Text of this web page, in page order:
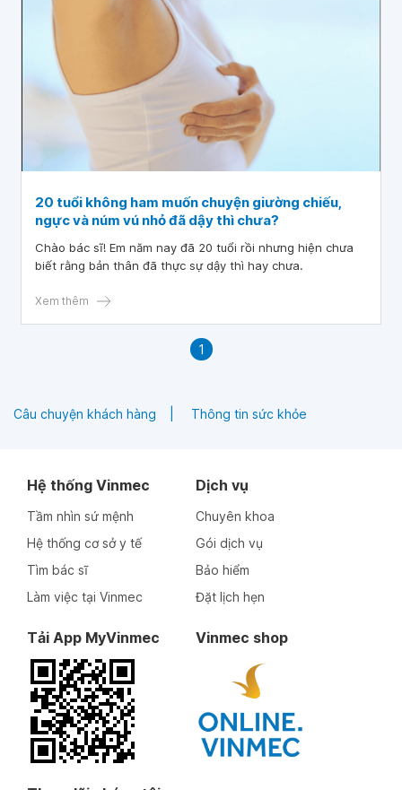
20 tuổi không ham muốn chuyện giường chiếu,
ngực và núm vú nhỏ đã dậy thì chưa?
Chào bác sĩ! Em năm nay đã 20 tuổi rồi nhưng hiện chưa
biết rằng bản thân đã thực sự dậy thì hay chưa.
Xem thêm
1
Câu chuyện khách hàng Thông tin sức khỏe
Hệ thống Vinmec
Tầm nhìn sứ mệnh
Hệ thống cơ sở y tế
Tìm bác sĩ
Làm việc tại Vinmec
Dịch vụ
Chuyên khoa
Gói dịch vụ
Bảo hiểm
Đặt lịch hẹn
Tải App MyVinmec Vinmec shop